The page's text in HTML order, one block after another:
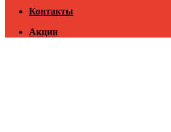
Контакты
Акции